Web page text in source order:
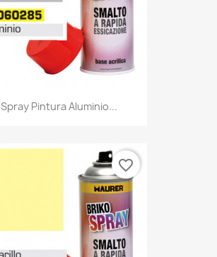
Spray Pintura Aluminio...
favorite_border